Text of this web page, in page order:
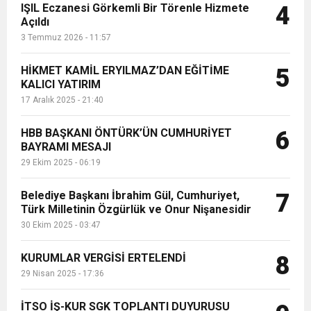
IŞIL Eczanesi Görkemli Bir Törenle Hizmete
Açıldı
3 Temmuz 2026 - 11:57
4
HİKMET KAMİL ERYILMAZ’DAN EĞİTİME
KALICI YATIRIM
17 Aralık 2025 - 21:40
5
HBB BAŞKANI ÖNTÜRK’ÜN CUMHURİYET
BAYRAMI MESAJI
29 Ekim 2025 - 06:19
6
Belediye Başkanı İbrahim Gül, Cumhuriyet,
Türk Milletinin Özgürlük ve Onur Nişanesidir
30 Ekim 2025 - 03:47
7
KURUMLAR VERGİSİ ERTELENDİ
29 Nisan 2025 - 17:36 8
İTSO İŞ-KUR SGK TOPLANTI DUYURUSU